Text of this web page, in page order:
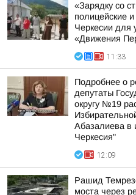
«Зарядку со
полицейские
Черкесии для
«Движения
11:33
Подробнее о
депутаты
округу №19
Абазалиева в
Черкесия"
12:09
Рашид
моста через